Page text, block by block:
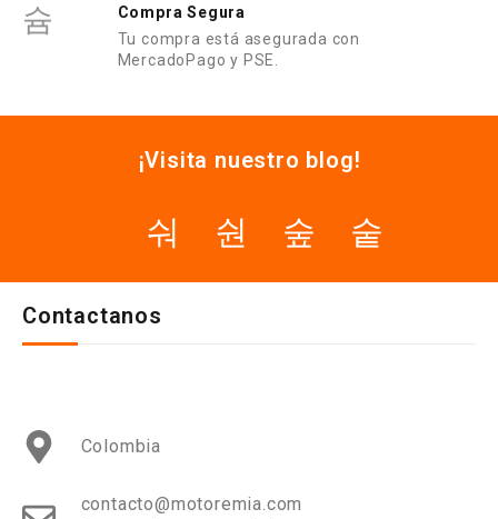
Compra Segura
Tu compra está asegurada con
MercadoPago y PSE.
¡Visita nuestro blog!
Contactanos
Colombia
contacto@motoremia.com